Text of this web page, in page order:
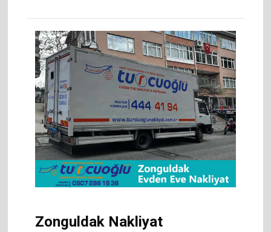
Zonguldak Nakliyat